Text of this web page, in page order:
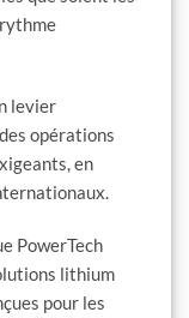
levier
opérations
en
PowerTech
lithium
pour les